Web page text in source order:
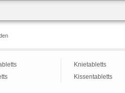
Knietabletts
Kissentabletts